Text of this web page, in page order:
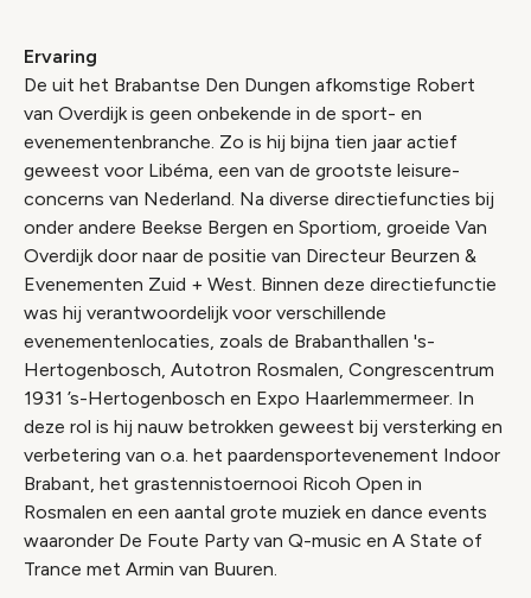
Ervaring
De uit het Brabantse Den Dungen afkomstige Robert
van Overdijk is geen onbekende in de sport- en
evenementenbranche. Zo is hij bijna tien jaar actief
geweest voor Libéma, een van de grootste leisure-
concerns van Nederland. Na diverse directiefuncties bij
onder andere Beekse Bergen en Sportiom, groeide Van
Overdijk door naar de positie van Directeur Beurzen &
Evenementen Zuid + West. Binnen deze directiefunctie
was hij verantwoordelijk voor verschillende
evenementenlocaties, zoals de Brabanthallen 's-
Hertogenbosch, Autotron Rosmalen, Congrescentrum
1931 ’s-Hertogenbosch en Expo Haarlemmermeer. In
deze rol is hij nauw betrokken geweest bij versterking en
verbetering van o.a. het paardensportevenement Indoor
Brabant, het grastennistoernooi Ricoh Open in
Rosmalen en een aantal grote muziek en dance events
waaronder De Foute Party van Q-music en A State of
Trance met Armin van Buuren.